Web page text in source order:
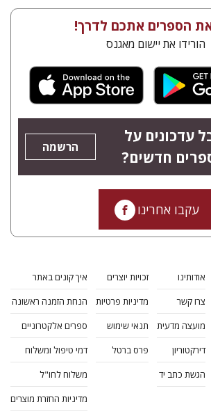
הספרים אתכם לדרך!
הורידו את יישום מאגנס
עדכונים על
חדשים?
הרשמה
עקבו אחרינו
אודותינו
צרו קשר
מועצה מדעית
דירקטוריון
הגשת כתב יד
זכויות יוצרים
מדיניות פרטיות
תנאי שימוש
פרס ברטל
איך קונים באתר
הנחת הזמנה ראשונה
ספרים אלקטרוניים
דמי טיפול ומשלוח
משלוח לחו"ל
מדיניות החזרת מוצרים